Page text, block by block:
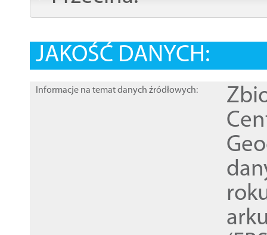
JAKOŚĆ DANYCH:
Informacje na temat danych źródłowych: